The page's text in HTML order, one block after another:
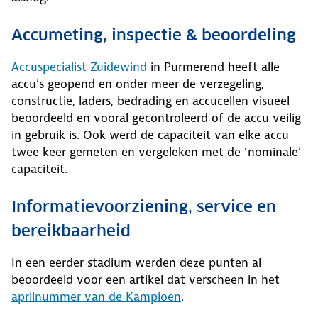
Accumeting, inspectie & beoordeling
Accuspecialist Zuidewind in Purmerend heeft alle
accu’s geopend en onder meer de verzegeling,
constructie, laders, bedrading en accucellen visueel
beoordeeld en vooral gecontroleerd of de accu veilig
in gebruik is. Ook werd de capaciteit van elke accu
twee keer gemeten en vergeleken met de ‘nominale’
capaciteit.
Informatievoorziening, service en
bereikbaarheid
In een eerder stadium werden deze punten al
beoordeeld voor een artikel dat verscheen in het
aprilnummer van de Kampioen.